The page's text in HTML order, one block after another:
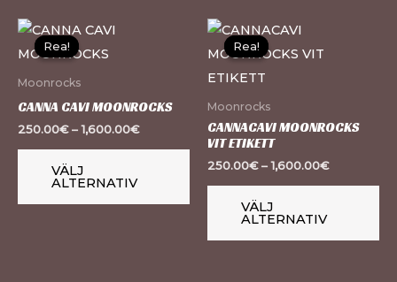
Rea!
Rea!
Moonrocks
CANNA CAVI MOONROCKS
250.00€–1,600.00€
VÄLJ
ALTERNATIV
Den
här
produkten
har
flera
varianter.
alternativen
kan
Rea!
Rea!
Moonrocks
CANNACAVI MOONROCKS
VIT ETIKETT
250.00€–1,600.00€
VÄLJ
ALTERNATIV